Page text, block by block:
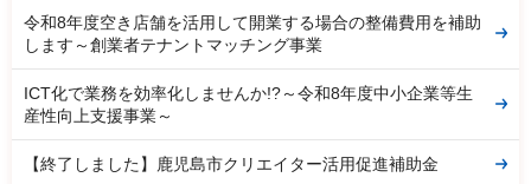
令和8年度空き店舗を活用して開業する場合の整備費用を補助
します～創業者テナントマッチング事業
ICT化で業務を効率化しませんか!?～令和8年度中小企業等生
産性向上支援事業～
【終了しました】鹿児島市クリエイター活用促進補助金